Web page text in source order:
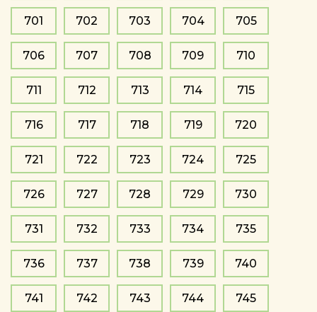
701 702 703 704 705
706 707 708 709 710
711 712 713 714 715
716 717 718 719 720
721 722 723 724 725
726 727 728 729 730
731 732 733 734 735
736 737 738 739 740
741 742 743 744 745